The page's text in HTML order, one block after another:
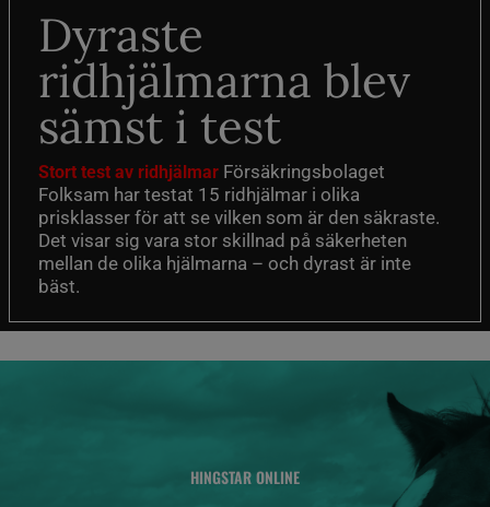
Dyraste
ridhjälmarna blev
sämst i test
Stort test av ridhjälmar Försäkringsbolaget
Folksam har testat 15 ridhjälmar i olika
prisklasser för att se vilken som är den säkraste.
Det visar sig vara stor skillnad på säkerheten
mellan de olika hjälmarna – och dyrast är inte
bäst.
HINGSTAR ONLINE